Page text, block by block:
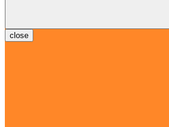
close